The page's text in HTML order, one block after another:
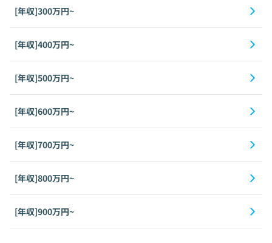
[年収]300万円~
[年収]400万円~
[年収]500万円~
[年収]600万円~
[年収]700万円~
[年収]800万円~
[年収]900万円~